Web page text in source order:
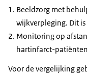
Beeldzorg met
wijkverpleging. Dit
Monitoring op
hartinfarct-
Voor de vergelijking